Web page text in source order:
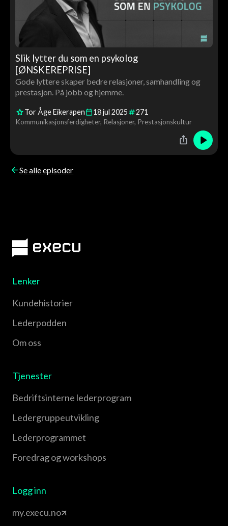
Slik lytter du som en psykolog
[ØNSKEREPRISE]
Gode lyttere skaper bedre relasjoner, samhandling og
prestasjon. På jobb og hjemme.
Tor Åge Eikerapen 18jul 2025 271
Kommunikasjonsferdigheter Relasjoner Prestasjonskultur
Se alle episoder
Lenker
Kundehistorier
Lederpodden
Om oss
Tjenester
Bedriftsinterne lederprogram
Leder­gruppe­utvikling
Leder­programmet
Foredrag og workshops
Logg inn
my.execu.no